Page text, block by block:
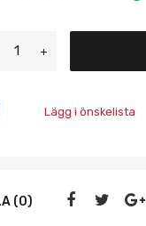
Lägg i önskelista
(0)